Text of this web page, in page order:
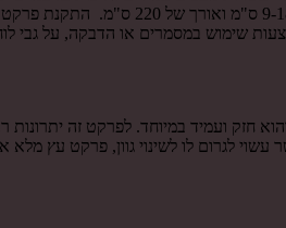
סידר, איפאה, וג'טובה. רוב הרצפת פרקט עץ אלון מסוג זה
שימוש במסמרים או הדבקה, על גבי
ועמיד במיוחד. לפרקט זה יתרונות
לגרום לו לשינוי גוון, פרקט עץ מלא